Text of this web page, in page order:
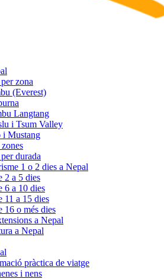
zona
(Everest)
Langtang
i Tsum Valley
i Mustang
durada
1 o 2 dies a Nepal
2 a 5 dies
6 a 10 dies
11 a 15 dies
16 o més dies
a Nepal
a Nepal
pràctica de viatge
i nens